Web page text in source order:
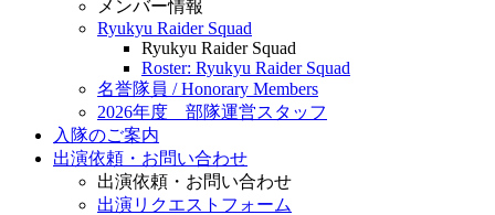
メンバー情報
Ryukyu Raider Squad
Ryukyu Raider Squad
Roster: Ryukyu Raider Squad
名誉隊員 / Honorary Members
2026年度 部隊運営スタッフ
入隊のご案内
出演依頼・お問い合わせ
出演依頼・お問い合わせ
出演リクエストフォーム